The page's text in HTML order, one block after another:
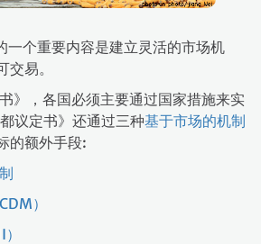
个重要内容是建立灵活的市场机
易。
，各国必须主要通过国家措施来实
议定书》还通过三种基于市场的机制
的额外手段:
）